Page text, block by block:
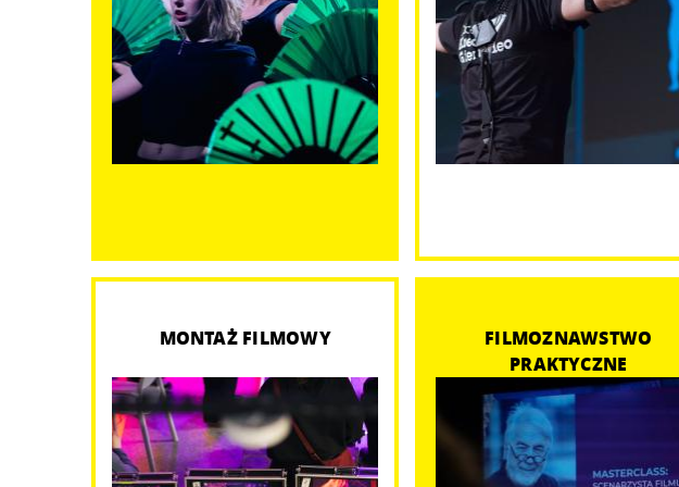
MONTAŻ FILMOWY
FILMOZNAWSTWO
PRAKTYCZNE